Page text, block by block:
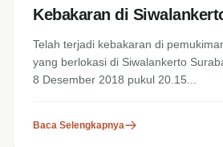
Kebakaran di
Telah terjadi kebakaran di
yang berlokasi di Siwalankerto
8 Desember 2018 pukul 20.15...
Baca Selengkapnya